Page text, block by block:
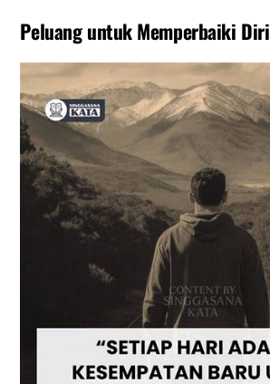
Peluang untuk Memperbaiki Diri